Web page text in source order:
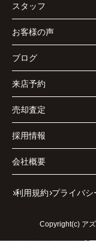
スタッフ
お客様の声
ブログ
来店予約
売却査定
採用情報
会社概要
利用規約 プライバシ
Copyright(c) ア